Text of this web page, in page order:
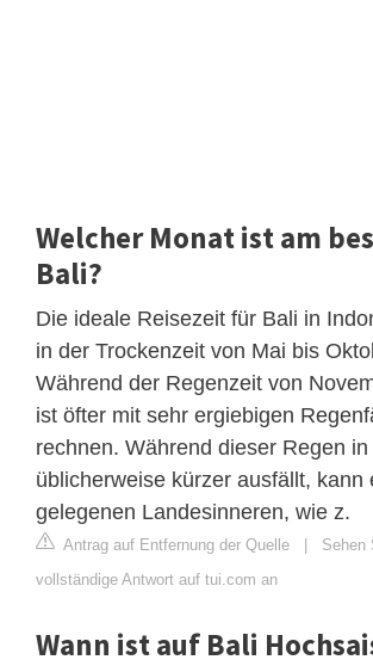
Welcher Monat ist am
Bali?
Die ideale Reisezeit für Bali in
in der Trockenzeit von Mai bis
Während der Regenzeit von
ist öfter mit sehr ergiebigen
rechnen. Während dieser Regen
üblicherweise kürzer ausfällt, kann
gelegenen Landesinneren, wie z.
Antrag auf Entfernung der Quelle
Sehen
vollständige Antwort auf tui.com an
Wann ist auf Bali